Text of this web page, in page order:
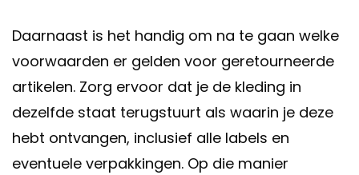
Daarnaast is het handig om na te gaan welke
voorwaarden er gelden voor geretourneerde
artikelen. Zorg ervoor dat je de kleding in
dezelfde staat terugstuurt als waarin je deze
hebt ontvangen, inclusief alle labels en
eventuele verpakkingen. Op die manier